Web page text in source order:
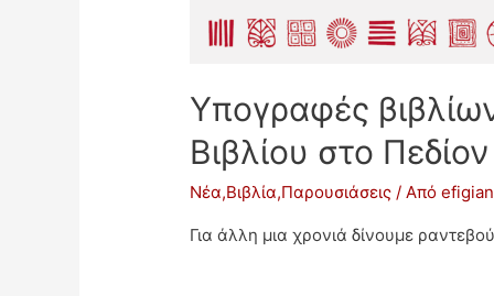
Υπογραφές
Βιβλίου στο
Νέα,Βιβλία,Παρουσιάσεις / Από
Για άλλη μια χρονιά δίνουμε